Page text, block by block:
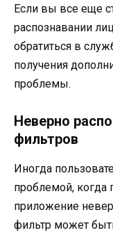
Если вы все еще
распознавании
обратиться в
получения
проблемы.
Неверно
фильтров
Иногда
проблемой, когда
приложение
фильтр может